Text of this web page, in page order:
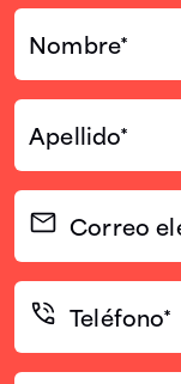
Nombre*
(Required)
Apellido*
(Required)
Correo
electrónico
(Required)
Teléfono*
(Required)